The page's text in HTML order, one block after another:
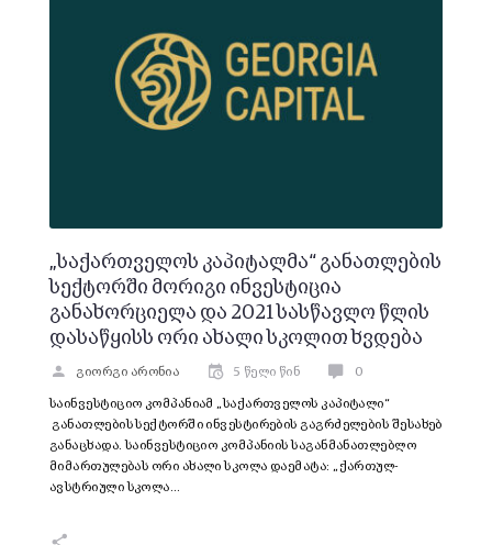
„საქართველოს კაპიტალმა“ განათლების
სექტორში მორიგი ინვესტიცია
განახორციელა და 2021 სასწავლო წლის
დასაწყისს ორი ახალი სკოლით ხვდება
გიორგი არონია 5 წელი წინ 0
საინვესტიციო კომპანიამ „საქართველოს კაპიტალი“
განათლების სექტორში ინვესტირების გაგრძელების შესახებ
განაცხადა. საინვესტიციო კომპანიის საგანმანათლებლო
მიმართულებას ორი ახალი სკოლა დაემატა: „ქართულ-
ავსტრიული სკოლა…